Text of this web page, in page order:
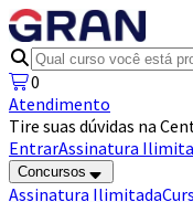
0
Atendimento
Tire suas dúvidas na
EntrarAssinatura
Concursos
Assinatura Ilimitada